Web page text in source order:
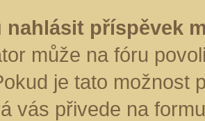
nahlásit příspěvek
může na fóru
je tato možnost
vás přivede na